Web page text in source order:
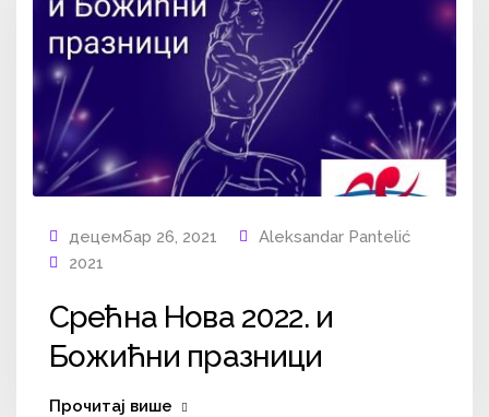
децембар 26, 2021
Aleksandar Pantelić
2021
Срећна Нова 2022. и
Божићни празници
Прочитај више